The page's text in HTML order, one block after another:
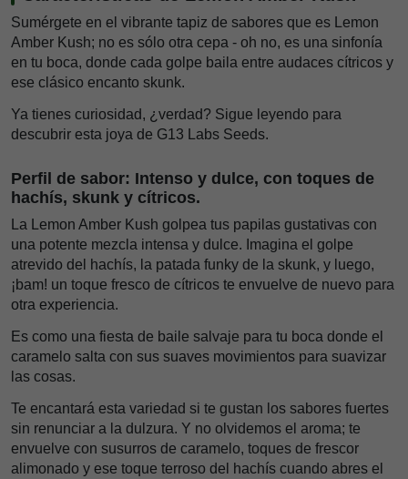
Sumérgete en el vibrante tapiz de sabores que es Lemon
Amber Kush; no es sólo otra cepa - oh no, es una sinfonía
en tu boca, donde cada golpe baila entre audaces cítricos y
ese clásico encanto skunk.
Ya tienes curiosidad, ¿verdad? Sigue leyendo para
descubrir esta joya de G13 Labs Seeds.
Perfil de sabor: Intenso y dulce, con toques de
hachís, skunk y cítricos.
La Lemon Amber Kush golpea tus papilas gustativas con
una potente mezcla intensa y dulce. Imagina el golpe
atrevido del hachís, la patada funky de la skunk, y luego,
¡bam! un toque fresco de cítricos te envuelve de nuevo para
otra experiencia.
Es como una fiesta de baile salvaje para tu boca donde el
caramelo salta con sus suaves movimientos para suavizar
las cosas.
Te encantará esta variedad si te gustan los sabores fuertes
sin renunciar a la dulzura. Y no olvidemos el aroma; te
envuelve con susurros de caramelo, toques de frescor
alimonado y ese toque terroso del hachís cuando abres el